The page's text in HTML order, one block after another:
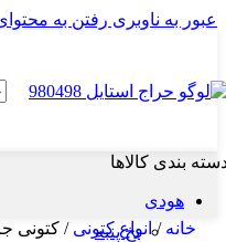
عبور به ناوبری رفتن به
بندی کالاها
هودی
نخ پنبه
خانه/ انواع کتونی/ کتونی